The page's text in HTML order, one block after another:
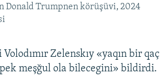
Donald Trumpnen körüşüvi, 2024
Zelenskıy «yaqın bir qaç
meşğul ola bilecegini» bildirdi.